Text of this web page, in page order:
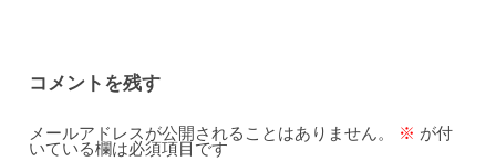
コメントを残す
メールアドレスが公開されることはありません。 ※ が付
いている欄は必須項目です